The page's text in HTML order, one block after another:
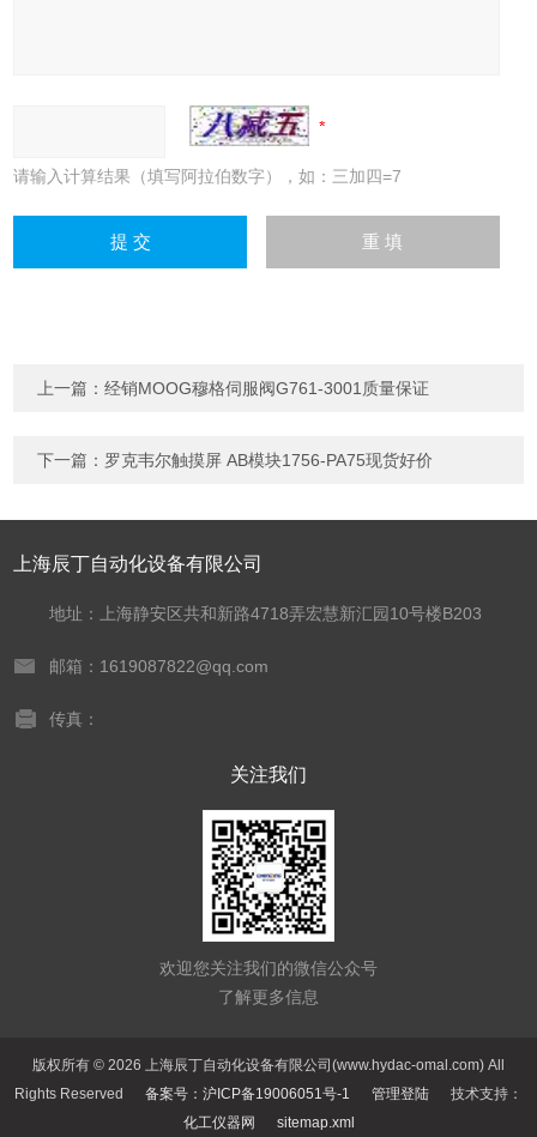
请输入计算结果（填写阿拉伯数字），如：三加四=7
上一篇：经销MOOG穆格伺服阀G761-3001质量保证
下一篇： 罗克韦尔触摸屏 AB模块1756-PA75现货好价
上海辰丁自动化设备有限公司
地址：上海静安区共和新路4718弄宏慧新汇园10号楼B203
邮箱：1619087822@qq.com
传真：
关注我们
欢迎您关注我们的微信公众号
了解更多信息
版权所有 © 2026 上海辰丁自动化设备有限公司(www.hydac-omal.com) All
Rights Reserved 备案号：沪ICP备19006051号-1 管理登陆 技术支持：
化工仪器网
sitemap.xml